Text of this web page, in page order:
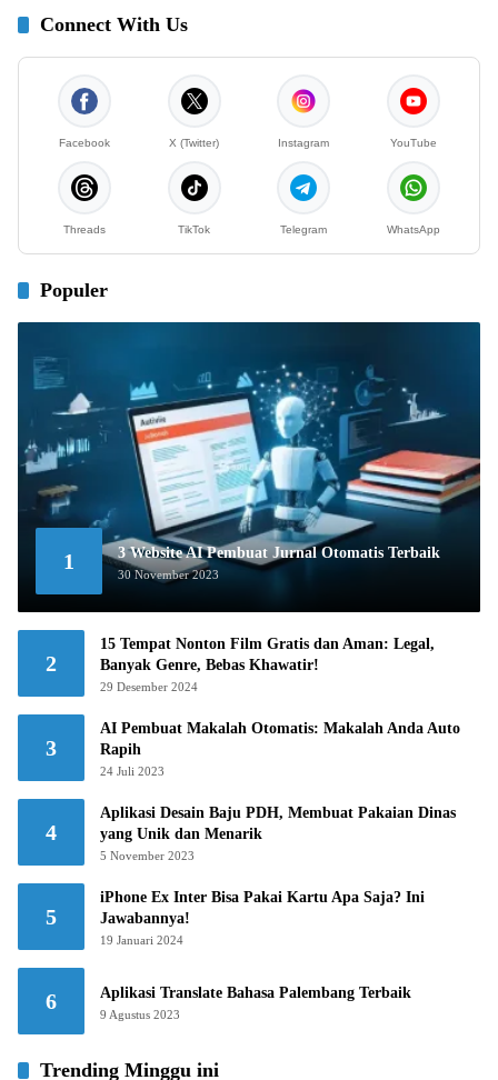
Connect With Us
Facebook X (Twitter) Instagram YouTube
Threads TikTok Telegram WhatsApp
Populer
1 3 Website AI Pembuat Jurnal Otomatis Terbaik
30 November 2023
2
15 Tempat Nonton Film Gratis dan Aman: Legal,
Banyak Genre, Bebas Khawatir!
29 Desember 2024
3
AI Pembuat Makalah Otomatis: Makalah Anda Auto
Rapih
24 Juli 2023
4
Aplikasi Desain Baju PDH, Membuat Pakaian Dinas
yang Unik dan Menarik
5 November 2023
5
iPhone Ex Inter Bisa Pakai Kartu Apa Saja? Ini
Jawabannya!
19 Januari 2024
6 Aplikasi Translate Bahasa Palembang Terbaik
9 Agustus 2023
Trending Minggu ini